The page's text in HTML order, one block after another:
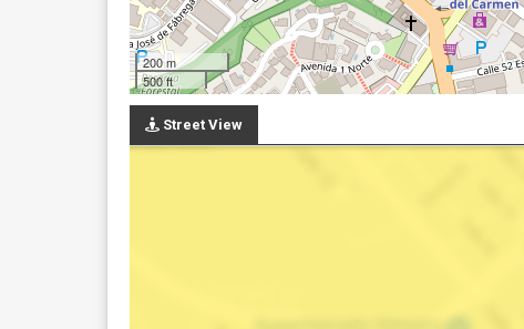
200 m
500 ft
Street View